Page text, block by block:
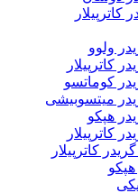
کاترپیلار
ولوو
کاترپیلار
کوماتسو
میتسوبیشی
هپکو
کاترپیلار
کاترپیلار